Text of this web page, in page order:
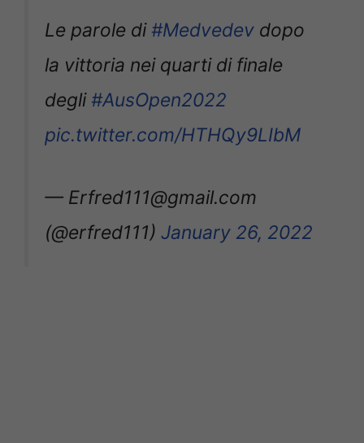
Le parole di #Medvedev dopo
la vittoria nei quarti di finale
degli #AusOpen2022
pic.twitter.com/HTHQy9LIbM
— Erfred111@gmail.com
(@erfred111) January 26, 2022